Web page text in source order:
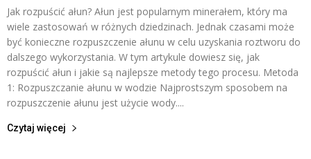
Jak rozpuścić ałun? Ałun jest popularnym minerałem, który ma
wiele zastosowań w różnych dziedzinach. Jednak czasami może
być konieczne rozpuszczenie ałunu w celu uzyskania roztworu do
dalszego wykorzystania. W tym artykule dowiesz się, jak
rozpuścić ałun i jakie są najlepsze metody tego procesu. Metoda
1: Rozpuszczanie ałunu w wodzie Najprostszym sposobem na
rozpuszczenie ałunu jest użycie wody....
Czytaj więcej